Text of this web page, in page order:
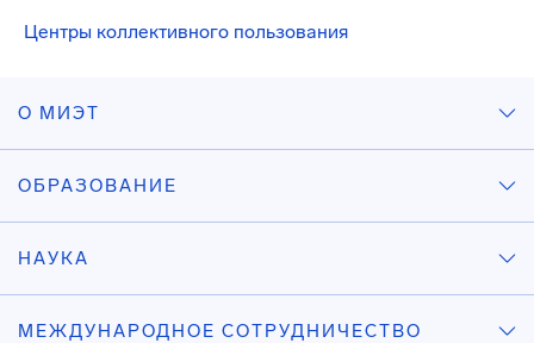
Центры коллективного пользования
О МИЭТ
ОБРАЗОВАНИЕ
НАУКА
МЕЖДУНАРОДНОЕ СОТРУДНИЧЕСТВО